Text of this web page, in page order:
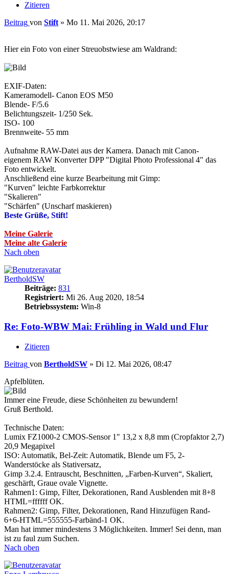
Zitieren
Beitrag von Stift » Mo 11. Mai 2026, 20:17
Hier ein Foto von einer Streuobstwiese am Waldrand:
EXIF-Daten:
Kameramodell- Canon EOS M50
Blende- F/5.6
Belichtungszeit- 1/250 Sek.
ISO- 100
Brennweite- 55 mm
Aufnahme RAW-Datei aus der Kamera. Danach mit Canon-
eigenem RAW Konverter DPP "Digital Photo Professional 4" das
Foto entwickelt.
Anschließend eine kurze Bearbeitung mit Gimp:
"Kurven" leichte Farbkorrektur
"Skalieren"
"Schärfen" (Unscharf maskieren)
Beste Grüße, Stift!
Meine Galerie
Meine alte Galerie
Nach oben
BertholdSW
Beiträge: 831
Registriert: Mi 26. Aug 2020, 18:54
Betriebssystem: Win-8
Re: Foto-WBW Mai: Frühling in Wald und Flur
Zitieren
Beitrag von BertholdSW » Di 12. Mai 2026, 08:47
Apfelblüten.
Immer eine Freude, diese Schönheiten zu bewundern!
Gruß Berthold.
Technische Daten:
Lumix FZ1000-2 CMOS-Sensor 1" 13,2 x 8,8 mm (Cropfaktor 2,7)
20,9 Megapixel
ISO: Automatik, Bel-Zeit: Automatik, Blende um F5, 2-
Wanderstöcke als Stativersatz,
Gimp 3.2.4. Entrauscht, Beschnitten, „Farben-Kurven“, Skaliert,
geschärft, Graue ovale Vignette.
Rahmen1: Gimp, Filter, Dekorationen, Rand Ausblenden mit 8+8
HTML=ffffff OK.
Rahmen2: Gimp, Filter, Dekorationen, Rand Hinzufügen Rand-
6+6-HTML=555555-Farbänd-1 OK.
Man hat immer mindestens 3 Möglichkeiten. Immer! Sei denn, man
ist zu faul zum Suchen.
Nach oben